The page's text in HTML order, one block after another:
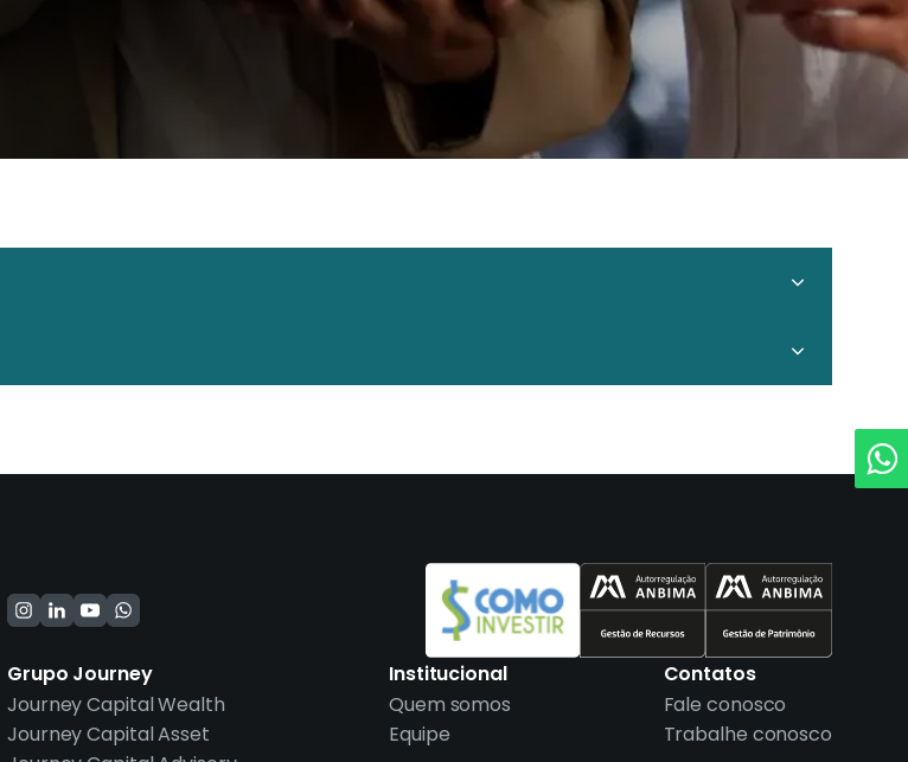
Grupo Journey
Journey Capital Wealth
Journey Capital Asset
Institucional
Quem somos
Equipe
Contatos
Fale conosco
Trabalhe conosco